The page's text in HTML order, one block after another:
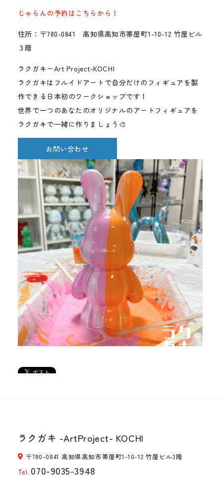
じゃらんの予約はこちらから！
住所：〒780-0841 高知県高知市帯屋町1-10-12 竹屋ビル
３階
ラクガキーArt Project-KOCHI
ラクガキはフルイドアートで自分だけのフィギュアを製
作できる日本初のワークショップです！
世界で一つのあなたのオリジナルのアートフィギュアを
ラクガキで一緒に作りましょう🎨
お問い合わせ
ラクガキ -ArtProject- KOCHI
〒780-0841 高知県高知市帯屋町1-10-12 竹屋ビル3階
Tel. 070-9035-3948